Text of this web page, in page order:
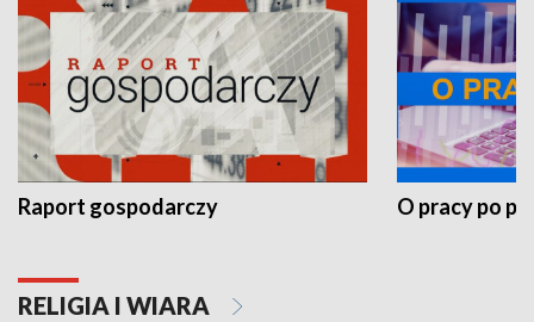
Raport gospodarczy O pracy po
RELIGIA I WIARA